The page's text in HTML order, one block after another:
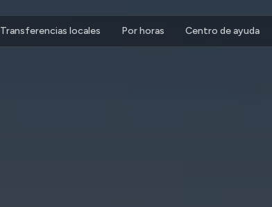
Transferencias locales Por horas Centro de ayuda